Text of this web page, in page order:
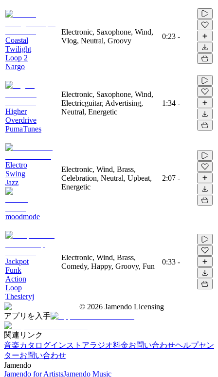
Coastal
Twilight
Loop 2
Nargo
Electronic, Saxophone, Wind,
Vlog, Neutral, Groovy
0:23 -
Higher
Overdrive
PumaTunes
Electronic, Saxophone, Wind,
Electricguitar, Advertising,
Neutral, Energetic
1:34 -
Electro
Swing
Jazz
moodmode
Electronic, Wind, Brass,
Celebration, Neutral, Upbeat,
Energetic
2:07 -
Jackpot
Funk
Action
Loop
Thesieryj
Electronic, Wind, Brass,
Comedy, Happy, Groovy, Fun
0:33 -
© 2026 Jamendo Licensing
アプリを入手
関連リンク
音楽カタログインストアラジオ料金お問い合わせヘルプセン
ターお問い合わせ
Jamendo
Jamendo for ArtistsJamendo Music